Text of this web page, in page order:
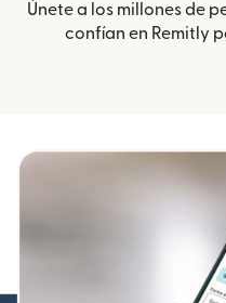
Únete a los millones de
confían en Remitly